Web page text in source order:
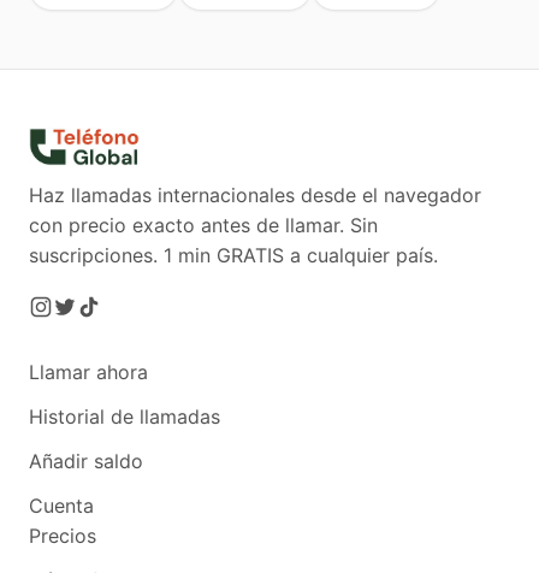
Haz llamadas internacionales desde el navegador
con precio exacto antes de llamar. Sin
suscripciones. 1 min GRATIS a cualquier país.
Llamar ahora
Historial de llamadas
Añadir saldo
Cuenta
Precios